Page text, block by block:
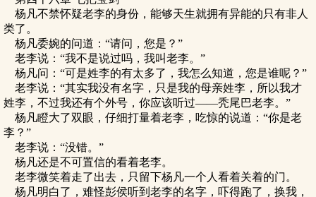
杨凡不禁怀疑老李的身份，能够天生就拥有异能的只有非人
类了。
杨凡委婉的问道：“请问，您是？”
老李说：“我不是说过吗，我叫老李。”
杨凡问：“可是姓李的有太多了，我怎么知道，您是谁呢？”
老李说：“其实我没有名字，只是我的母亲姓李，所以我才
姓李，不过我还有个外号，你应该听过——秃尾巴老李。”
杨凡瞪大了双眼，仔细打量着老李，吃惊的说道：“你是老
李？”
老李说：“没错。”
杨凡还是不可置信的看着老李。
老李微笑着走了出去，只留下杨凡一个人看着关着的门。
杨凡明白了，难怪彭侯听到老李的名字，吓得跑了，换我，